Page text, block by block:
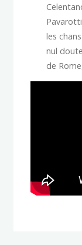
les
nul
de